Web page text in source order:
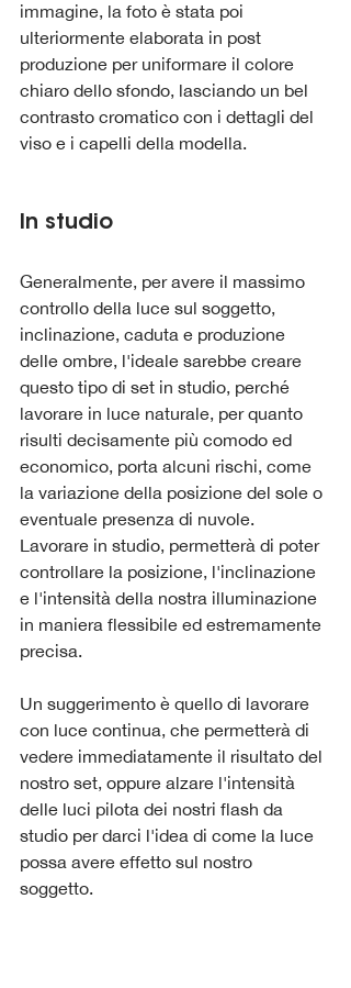
immagine, la foto è stata poi
ulteriormente elaborata in post
produzione per uniformare il colore
chiaro dello sfondo, lasciando un bel
contrasto cromatico con i dettagli del
viso e i capelli della modella.
In studio
Generalmente, per avere il massimo
controllo della luce sul soggetto,
inclinazione, caduta e produzione
delle ombre, l'ideale sarebbe creare
questo tipo di set in studio, perché
lavorare in luce naturale, per quanto
risulti decisamente più comodo ed
economico, porta alcuni rischi, come
la variazione della posizione del sole o
eventuale presenza di nuvole.
Lavorare in studio, permetterà di poter
controllare la posizione, l'inclinazione
e l'intensità della nostra illuminazione
in maniera flessibile ed estremamente
precisa.
Un suggerimento è quello di lavorare
con luce continua, che permetterà di
vedere immediatamente il risultato del
nostro set, oppure alzare l'intensità
delle luci pilota dei nostri flash da
studio per darci l'idea di come la luce
possa avere effetto sul nostro
soggetto.